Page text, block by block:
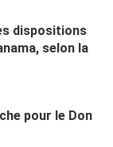
dispositions
selon la
pour le Don